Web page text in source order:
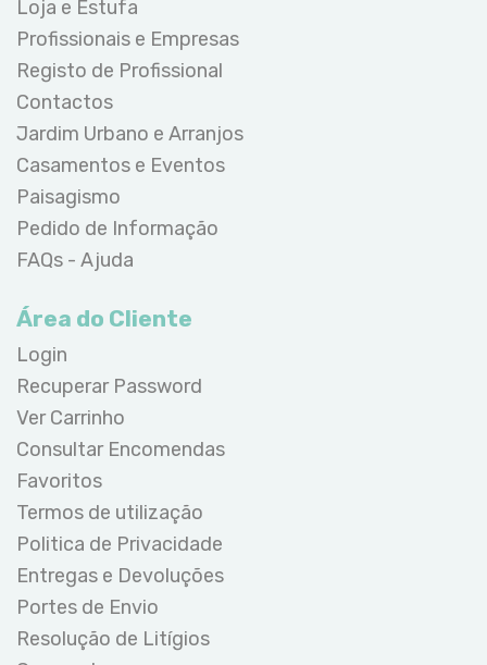
Loja e Estufa
Profissionais e Empresas
Registo de Profissional
Contactos
Jardim Urbano e Arranjos
Casamentos e Eventos
Paisagismo
Pedido de Informação
FAQs - Ajuda
Área do Cliente
Login
Recuperar Password
Ver Carrinho
Consultar Encomendas
Favoritos
Termos de utilização
Politica de Privacidade
Entregas e Devoluções
Portes de Envio
Resolução de Litígios